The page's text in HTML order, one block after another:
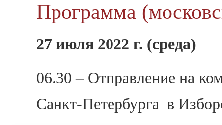
Программа
27 июля 2022 г. (среда)
06.30 – Отправление на
Санкт-Петербурга в